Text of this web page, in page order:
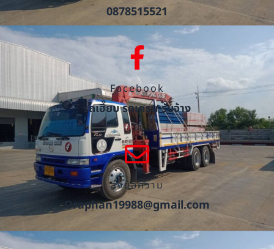
0878515521
Facebook
รถเฮี๊ยบ รถเครน รับจ้าง
ส่งข้อความ
Oraphan19988@gmail.com